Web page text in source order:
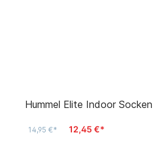
Hummel Elite Indoor
14,95 €* 12,45 €*